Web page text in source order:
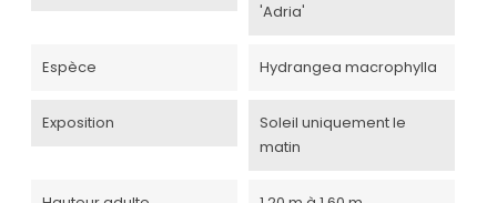
'Adria'
Espèce Hydrangea macrophylla
Exposition
Soleil uniquement le
matin